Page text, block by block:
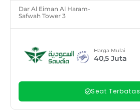
Dar Al Eiman Al Haram-
Safwah Tower 3
Harga Mulai
40,5 Juta
Seat Terbatas